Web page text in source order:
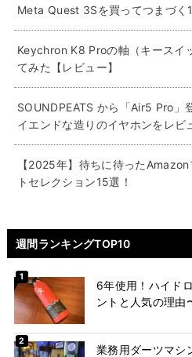
Meta Quest 3Sを買ってつまづく
Keychron K8 Proの軸（キースイ
てみた【レビュー】
SOUNDPEATS から「Air5 Pro」
イエンドな造りのイヤホンをレビ
【2025年】待ちに待った
トセレクション15選！
週間ランキングTOP10
6年使用！ハイド
ントと人気の理由
業務用ダーツマシ